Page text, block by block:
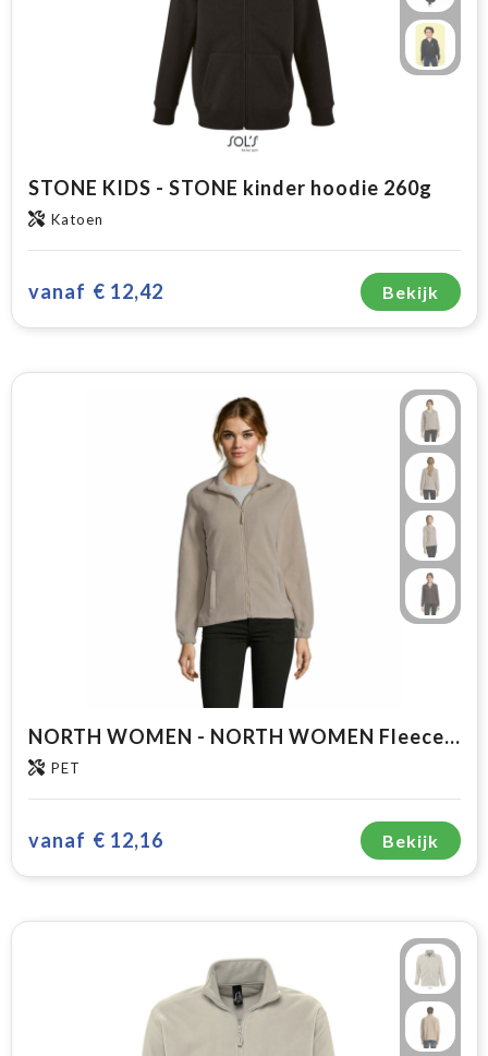
STONE KIDS - STONE kinder hoodie 260g
Katoen
vanaf € 12,42 Bekijk
NORTH WOMEN - NORTH WOMEN Fleece 300g
PET
vanaf € 12,16 Bekijk